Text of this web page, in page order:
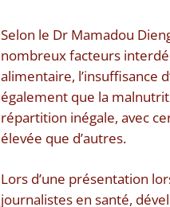
Selon le Dr Mamadou
nombreux facteurs
alimentaire, l’insuffisance
également que la
répartition inégale, avec
élevée que d’autres.
Lors d’une présentation
journalistes en santé,